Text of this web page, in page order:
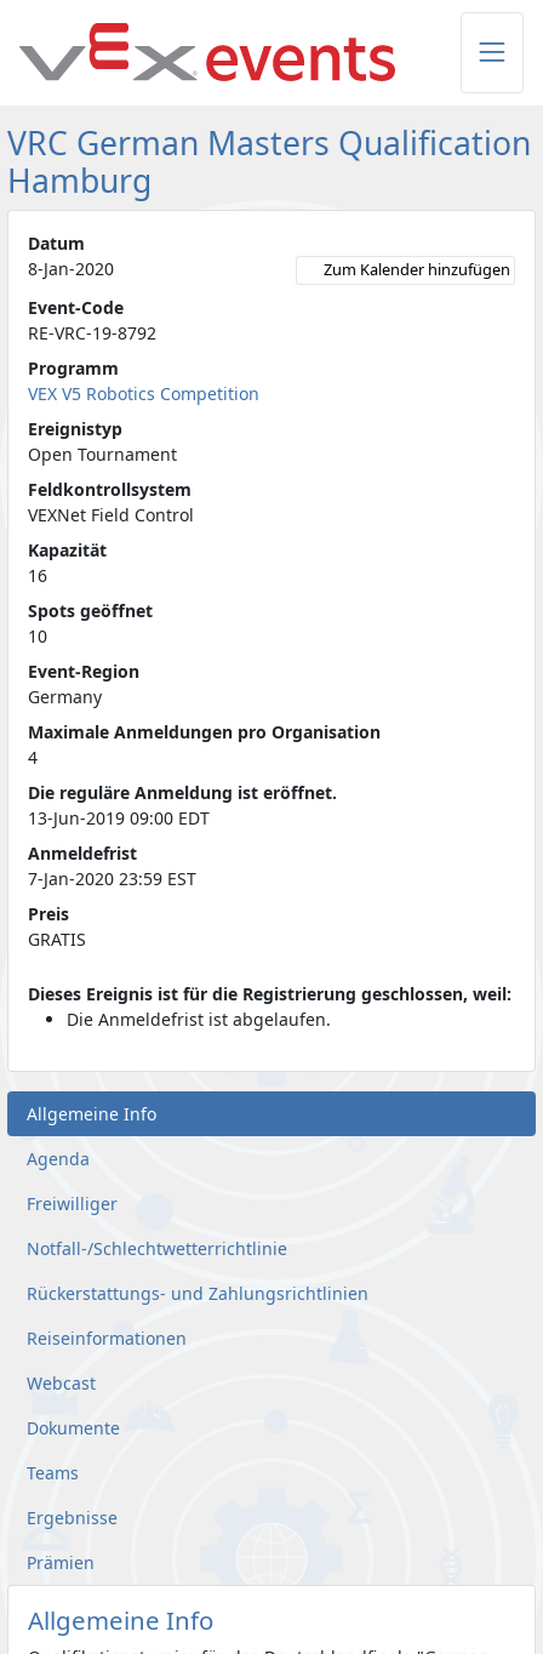
VRC German Masters Qualification
Hamburg
Datum
8-Jan-2020
Zum Kalender hinzufügen
Event-Code
RE-VRC-19-8792
Programm
VEX V5 Robotics Competition
Ereignistyp
Open Tournament
Feldkontrollsystem
VEXNet Field Control
Kapazität
16
Spots geöffnet
10
Event-Region
Germany
Maximale Anmeldungen pro Organisation
4
Die reguläre Anmeldung ist eröffnet.
13-Jun-2019 09:00 EDT
Anmeldefrist
7-Jan-2020 23:59 EST
Preis
GRATIS
Dieses Ereignis ist für die Registrierung geschlossen, weil:
Die Anmeldefrist ist abgelaufen.
Allgemeine Info
Agenda
Freiwilliger
Notfall-/Schlechtwetterrichtlinie
Rückerstattungs- und Zahlungsrichtlinien
Reiseinformationen
Webcast
Dokumente
Teams
Ergebnisse
Prämien
Allgemeine Info